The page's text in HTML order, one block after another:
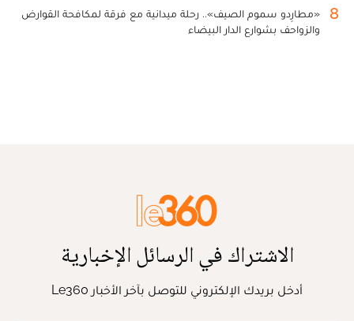
8
«مطارِدو سموم الصيف».. رحلة ميدانية مع فرقة لمكافحة القوارض
والزواحف بشوارع الدار البيضاء
الاشتراك في الرسائل الإخبارية
أدخل بريدك الإلكتروني للتوصل بآخر الأخبار Le360